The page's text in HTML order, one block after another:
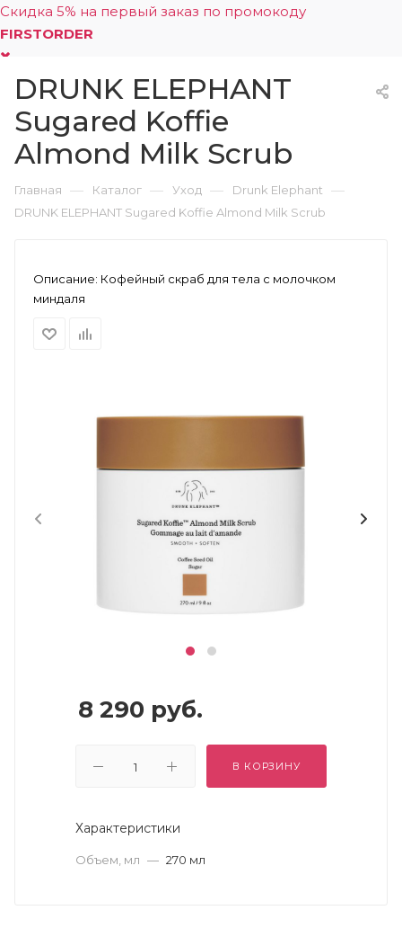
Скидка 5% на первый заказ по промокоду
FIRSTORDER
0
DRUNK ELEPHANT
Sugared Koffie
Almond Milk Scrub
Главная — Каталог — Уход — Drunk Elephant —
DRUNK ELEPHANT Sugared Koffie Almond Milk Scrub
Описание: Кофейный скраб для тела с молочком
миндаля
8 290 руб.
В КОРЗИНУ
Характеристики
Объем, мл — 270 мл